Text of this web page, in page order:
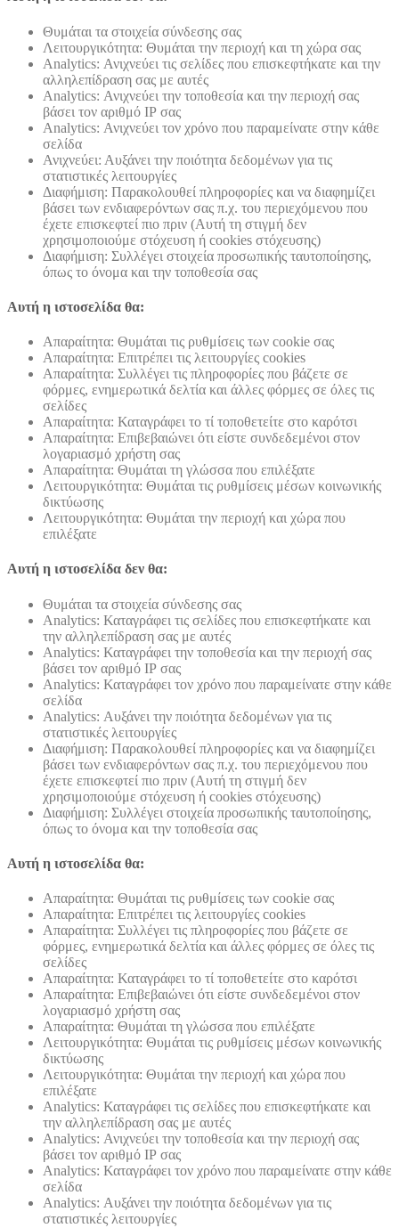
Θυμάται τα στοιχεία σύνδεσης σας
Λειτουργικότητα: Θυμάται την περιοχή και τη χώρα σας
Analytics: Ανιχνεύει τις σελίδες που επισκεφτήκατε και την
αλληλεπίδραση σας με αυτές
Analytics: Ανιχνεύει την τοποθεσία και την περιοχή σας
βάσει τον αριθμό ΙΡ σας
Analytics: Ανιχνεύει τον χρόνο που παραμείνατε στην κάθε
σελίδα
Ανιχνεύει: Αυξάνει την ποιότητα δεδομένων για τις
στατιστικές λειτουργίες
Διαφήμιση: Παρακολουθεί πληροφορίες και να διαφημίζει
βάσει των ενδιαφερόντων σας π.χ. του περιεχόμενου που
έχετε επισκεφτεί πιο πριν (Αυτή τη στιγμή δεν
χρησιμοποιούμε στόχευση ή cookies στόχευσης)
Διαφήμιση: Συλλέγει στοιχεία προσωπικής ταυτοποίησης,
όπως το όνομα και την τοποθεσία σας
Αυτή η ιστοσελίδα θα:
Απαραίτητα: Θυμάται τις ρυθμίσεις των cookie σας
Απαραίτητα: Επιτρέπει τις λειτουργίες cookies
Απαραίτητα: Συλλέγει τις πληροφορίες που βάζετε σε
φόρμες, ενημερωτικά δελτία και άλλες φόρμες σε όλες τις
σελίδες
Απαραίτητα: Καταγράφει το τί τοποθετείτε στο καρότσι
Απαραίτητα: Επιβεβαιώνει ότι είστε συνδεδεμένοι στον
λογαριασμό χρήστη σας
Απαραίτητα: Θυμάται τη γλώσσα που επιλέξατε
Λειτουργικότητα: Θυμάται τις ρυθμίσεις μέσων κοινωνικής
δικτύωσης
Λειτουργικότητα: Θυμάται την περιοχή και χώρα που
επιλέξατε
Αυτή η ιστοσελίδα δεν θα:
Θυμάται τα στοιχεία σύνδεσης σας
Analytics: Καταγράφει τις σελίδες που επισκεφτήκατε και
την αλληλεπίδραση σας με αυτές
Analytics: Καταγράφει την τοποθεσία και την περιοχή σας
βάσει τον αριθμό ΙΡ σας
Analytics: Καταγράφει τον χρόνο που παραμείνατε στην κάθε
σελίδα
Analytics: Αυξάνει την ποιότητα δεδομένων για τις
στατιστικές λειτουργίες
Διαφήμιση: Παρακολουθεί πληροφορίες και να διαφημίζει
βάσει των ενδιαφερόντων σας π.χ. του περιεχόμενου που
έχετε επισκεφτεί πιο πριν (Αυτή τη στιγμή δεν
χρησιμοποιούμε στόχευση ή cookies στόχευσης)
Διαφήμιση: Συλλέγει στοιχεία προσωπικής ταυτοποίησης,
όπως το όνομα και την τοποθεσία σας
Αυτή η ιστοσελίδα θα:
Απαραίτητα: Θυμάται τις ρυθμίσεις των cookie σας
Απαραίτητα: Επιτρέπει τις λειτουργίες cookies
Απαραίτητα: Συλλέγει τις πληροφορίες που βάζετε σε
φόρμες, ενημερωτικά δελτία και άλλες φόρμες σε όλες τις
σελίδες
Απαραίτητα: Καταγράφει το τί τοποθετείτε στο καρότσι
Απαραίτητα: Επιβεβαιώνει ότι είστε συνδεδεμένοι στον
λογαριασμό χρήστη σας
Απαραίτητα: Θυμάται τη γλώσσα που επιλέξατε
Λειτουργικότητα: Θυμάται τις ρυθμίσεις μέσων κοινωνικής
δικτύωσης
Λειτουργικότητα: Θυμάται την περιοχή και χώρα που
επιλέξατε
Analytics: Καταγράφει τις σελίδες που επισκεφτήκατε και
την αλληλεπίδραση σας με αυτές
Analytics: Ανιχνεύει την τοποθεσία και την περιοχή σας
βάσει τον αριθμό ΙΡ σας
Analytics: Καταγράφει τον χρόνο που παραμείνατε στην κάθε
σελίδα
Analytics: Αυξάνει την ποιότητα δεδομένων για τις
στατιστικές λειτουργίες